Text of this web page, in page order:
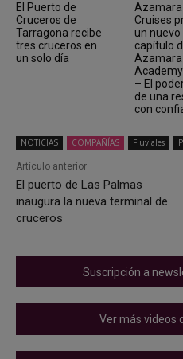
El Puerto de
Cruceros de
Tarragona recibe
tres cruceros en
un solo día
Azamara
Cruises
un nuevo
capítulo
Azamara
– El
de una
con
NOTICIAS COMPAÑÍAS Fluviales
Artículo anterior
El puerto de Las Palmas
inaugura la nueva terminal de
cruceros
Suscripción a
Ver más videos